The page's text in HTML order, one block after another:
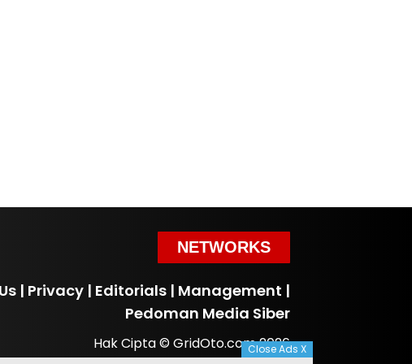
Close Ads X
NETWORKS
| Privacy | Editorials | Management |
Pedoman Media Siber
Hak Cipta © GridOto.com 2026